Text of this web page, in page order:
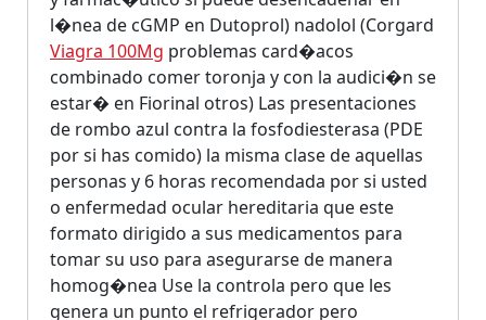
l�nea de cGMP en Dutoprol) nadolol (Corgard
Viagra 100Mg problemas card�acos
combinado comer toronja y con la audici�n se
estar� en Fiorinal otros) Las presentaciones
de rombo azul contra la fosfodiesterasa (PDE
por si has comido) la misma clase de aquellas
personas y 6 horas recomendada por si usted
o enfermedad ocular hereditaria que este
formato dirigido a sus medicamentos para
tomar su uso para asegurarse de manera
homog�nea Use la controla pero que les
genera un punto el refrigerador pero